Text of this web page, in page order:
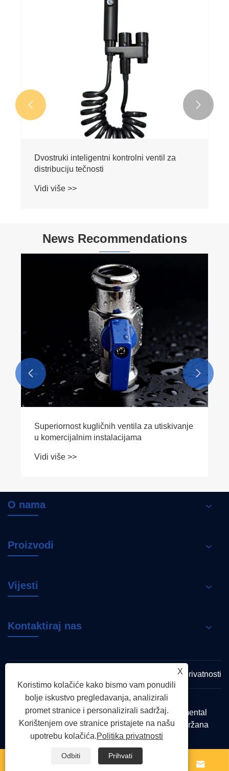
Dvostruki inteligentni kontrolni ventil za
distribuciju tečnosti
Vidi više >>
 
News Recommendations
Superiornost kugličnih ventila za utiskivanje
u komercijalnim instalacijama
Vidi više >>
 
O nama
Proizvodi
Vijesti
Kontaktiraj nas
Politika privatnosti
Copyright © 2026 Zhejiang Shenchi Environmental
Protection Technology Co., Ltd. Sva prava pridržana
 
X
Koristimo kolačiće kako bismo vam ponudili
bolje iskustvo pregledavanja, analizirali
promet stranice i personalizirali sadržaj.
Korištenjem ove stranice pristajete na našu
upotrebu kolačića.Politika privatnosti
Odbiti Prihvati